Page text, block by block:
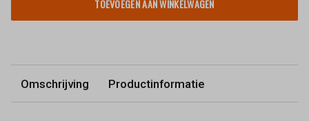
TOEVOEGEN AAN WINKELWAGEN
Omschrijving Productinformatie